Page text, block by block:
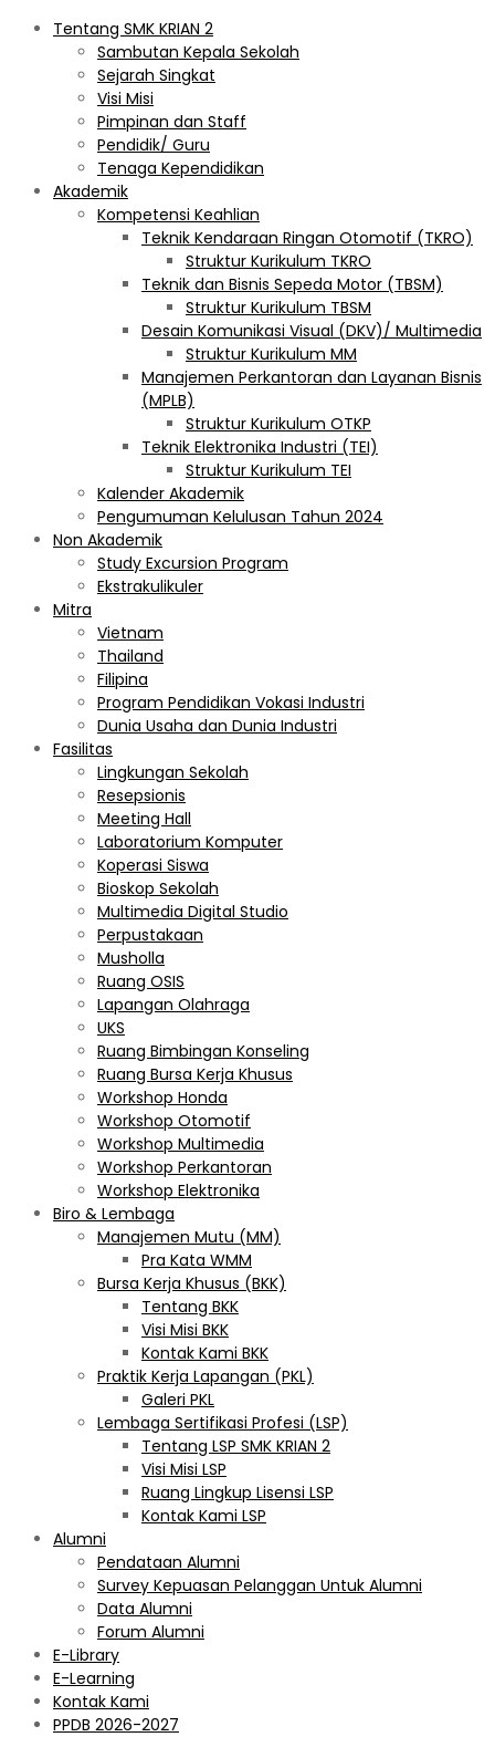
Tentang SMK KRIAN 2
Sambutan Kepala Sekolah
Sejarah Singkat
Visi Misi
Pimpinan dan Staff
Pendidik/ Guru
Tenaga Kependidikan
Akademik
Kompetensi Keahlian
Teknik Kendaraan Ringan Otomotif (TKRO)
Struktur Kurikulum TKRO
Teknik dan Bisnis Sepeda Motor (TBSM)
Struktur Kurikulum TBSM
Desain Komunikasi Visual (DKV)/ Multimedia
Struktur Kurikulum MM
Manajemen Perkantoran dan Layanan Bisnis
(MPLB)
Struktur Kurikulum OTKP
Teknik Elektronika Industri (TEI)
Struktur Kurikulum TEI
Kalender Akademik
Pengumuman Kelulusan Tahun 2024
Non Akademik
Study Excursion Program
Ekstrakulikuler
Mitra
Vietnam
Thailand
Filipina
Program Pendidikan Vokasi Industri
Dunia Usaha dan Dunia Industri
Fasilitas
Lingkungan Sekolah
Resepsionis
Meeting Hall
Laboratorium Komputer
Koperasi Siswa
Bioskop Sekolah
Multimedia Digital Studio
Perpustakaan
Musholla
Ruang OSIS
Lapangan Olahraga
UKS
Ruang Bimbingan Konseling
Ruang Bursa Kerja Khusus
Workshop Honda
Workshop Otomotif
Workshop Multimedia
Workshop Perkantoran
Workshop Elektronika
Biro & Lembaga
Manajemen Mutu (MM)
Pra Kata WMM
Bursa Kerja Khusus (BKK)
Tentang BKK
Visi Misi BKK
Kontak Kami BKK
Praktik Kerja Lapangan (PKL)
Galeri PKL
Lembaga Sertifikasi Profesi (LSP)
Tentang LSP SMK KRIAN 2
Visi Misi LSP
Ruang Lingkup Lisensi LSP
Kontak Kami LSP
Alumni
Pendataan Alumni
Survey Kepuasan Pelanggan Untuk Alumni
Data Alumni
Forum Alumni
E-Library
E-Learning
Kontak Kami
PPDB 2026-2027